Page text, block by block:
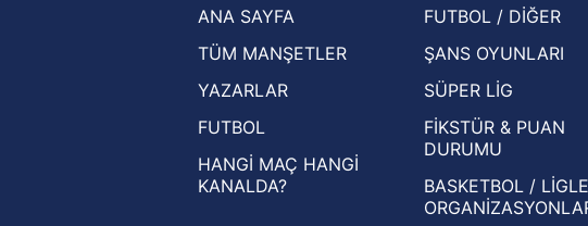
Ziraat Türkiye Kupası haberleri
UEFA Şampiyonlar Ligi haberleri
UEFA Avrupa Ligi haberleri
UEFA Konferans Ligi haberleri
ANA SAYFA
TÜM MANŞETLER
YAZARLAR
FUTBOL
HANGİ MAÇ HANGİ
KANALDA?
FUTBOL / DİĞER
ŞANS OYUNLARI
SÜPER LİG
FİKSTÜR & PUAN
DURUMU
BASKETBOL /